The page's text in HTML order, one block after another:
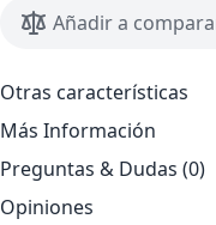
Añadir a
Otras características
Más Información
Preguntas & Dudas (0)
Opiniones